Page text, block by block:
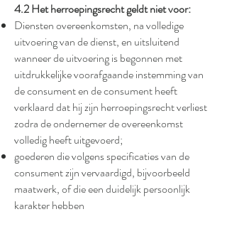
4.2 Het herroepingsrecht geldt niet voor:
Diensten overeenkomsten, na volledige
uitvoering van de dienst, en uitsluitend
wanneer de uitvoering is begonnen met
uitdrukkelijke voorafgaande instemming van
de consument en de consument heeft
verklaard dat hij zijn herroepingsrecht verliest
zodra de ondernemer de overeenkomst
volledig heeft uitgevoerd;
goederen die volgens specificaties van de
consument zijn vervaardigd, bijvoorbeeld
maatwerk, of die een duidelijk persoonlijk
karakter hebben